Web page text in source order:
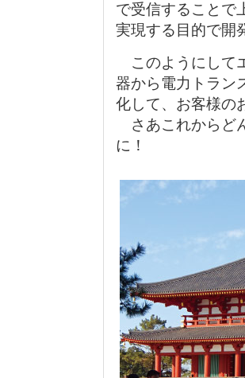
で受信することで
実現する目的で開
このようにして
器から電力トラン
化して、お客様の
さあこれからど
に！